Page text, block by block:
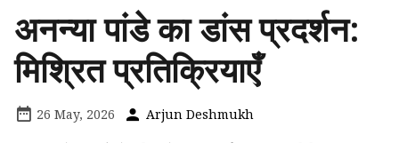
अनन्या पांडे का डांस प्रदर्शन:
मिश्रित प्रतिक्रियाएँ
26 May, 2026 Arjun Deshmukh